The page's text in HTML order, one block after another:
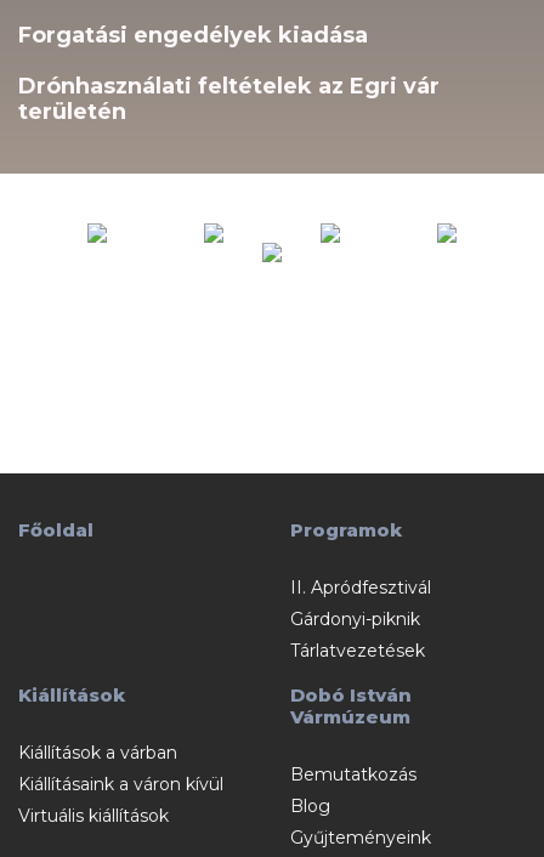
Forgatási engedélyek kiadása
Drónhasználati feltételek az Egri vár
területén
Főoldal Programok
II. Apródfesztivál
Gárdonyi-piknik
Tárlatvezetések
Kiállítások
Kiállítások a várban
Kiállításaink a váron kívül
Virtuális kiállítások
Dobó István
Vármúzeum
Bemutatkozás
Blog
Gyűjteményeink